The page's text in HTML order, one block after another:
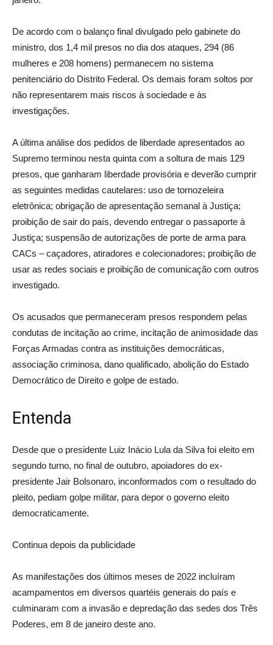
De acordo com o balanço final divulgado pelo gabinete do
ministro, dos 1,4 mil presos no dia dos ataques, 294 (86
mulheres e 208 homens) permanecem no sistema
penitenciário do Distrito Federal. Os demais foram soltos por
não representarem mais riscos à sociedade e às
investigações.
A última análise dos pedidos de liberdade apresentados ao
Supremo terminou nesta quinta com a soltura de mais 129
presos, que ganharam liberdade provisória e deverão cumprir
as seguintes medidas cautelares: uso de tornozeleira
eletrônica; obrigação de apresentação semanal à Justiça;
proibição de sair do país, devendo entregar o passaporte à
Justiça; suspensão de autorizações de porte de arma para
CACs – caçadores, atiradores e colecionadores; proibição de
usar as redes sociais e proibição de comunicação com outros
investigado.
Os acusados que permaneceram presos respondem pelas
condutas de incitação ao crime, incitação de animosidade das
Forças Armadas contra as instituições democráticas,
associação criminosa, dano qualificado, abolição do Estado
Democrático de Direito e golpe de estado.
Entenda
Desde que o presidente Luiz Inácio Lula da Silva foi eleito em
segundo turno, no final de outubro, apoiadores do ex-
presidente Jair Bolsonaro, inconformados com o resultado do
pleito, pediam golpe militar, para depor o governo eleito
democraticamente.
Continua depois da publicidade
As manifestações dos últimos meses de 2022 incluíram
acampamentos em diversos quartéis generais do país e
culminaram com a invasão e depredação das sedes dos Três
Poderes, em 8 de janeiro deste ano.